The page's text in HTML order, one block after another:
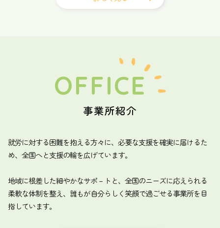
OFFICE
事業所紹介
就労に対する困難を抱える方々に、必要な支援を確実に届けるた
め、全国へと支援の輪を広げています。
地域に根差した細やかなサポ－トと、全国のニーズに応えられる
柔軟な体制を整え、誰もが自分らしく笑顔で過ごせる事業所を目
指しています。